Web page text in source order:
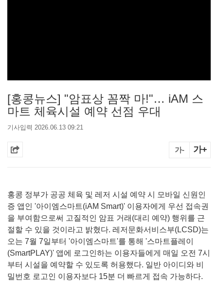
[홍콩뉴스] "암표상 꼼짝 마!"… iAM 스
마트 체육시설 예약 선점 우대
기사입력 2026.06.13 09:21
가- 가+
홍콩 정부가 공공 체육 및 레저 시설 예약 시 모바일 신원인
증 앱인 '아이엠스마트(iAM Smart)' 이용자에게 우선 접속권
을 부여함으로써 고질적인 암표 거래(대리 예약) 행위를 근
절할 수 있을 것이라고 밝혔다. 레저문화서비스부(LCSD)는
오는 7월 7일부터 '아이엠스마트'를 통해 '스마트플레이
(SmartPLAY)' 앱에 로그인하는 이용자들에게 매일 오전 7시
부터 시설을 예약할 수 있도록 허용했다. 일반 아이디와 비
밀번호 로고인 이용자보다 15분 더 빠르게 접속 가능하다.